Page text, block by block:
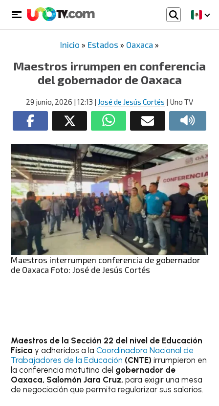
Inicio » Estados » Oaxaca »
Maestros irrumpen en conferencia
del gobernador de Oaxaca
29 junio, 2026 | 12:13 | José de Jesús Cortés | Uno TV
Maestros interrumpen conferencia de gobernador
de Oaxaca Foto: José de Jesús Cortés
Maestros de la Sección 22 del nivel de Educación
Física y adheridos a laCoordinadora Nacional de
Trabajadores de la Educación (CNTE) irrumpieron en
la conferencia matutina del gobernador de
Oaxaca, Salomón Jara Cruz,para exigir una mesa
de negociación que permita regularizar sus salarios.